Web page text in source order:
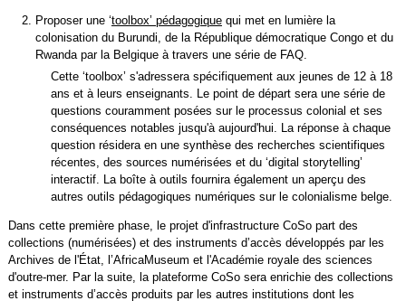
Proposer une ‘toolbox’ pédagogiquequi met en lumière la
colonisation du Burundi, de la République démocratique Congo et du
Rwanda par la Belgique à travers une série de FAQ.
Cette ‘toolbox’ s'adressera spécifiquement aux jeunes de 12 à 18
ans et à leurs enseignants. Le point de départ sera une série de
questions couramment posées sur le processus colonial et ses
conséquences notables jusqu'à aujourd'hui. La réponse à chaque
question résidera en une synthèse des recherches scientifiques
récentes, des sources numérisées et du ‘digital storytelling’
interactif. La boîte à outils fournira également un aperçu des
autres outils pédagogiques numériques sur le colonialisme belge.
Dans cette première phase, le projet d'infrastructure CoSo part des
collections (numérisées) et des instruments d’accès développés par les
Archives de l'État, l’AfricaMuseum et l'Académie royale des sciences
d'outre-mer. Par la suite, la plateforme CoSo sera enrichie des collections
et instruments d’accès produits par les autres institutions dont les